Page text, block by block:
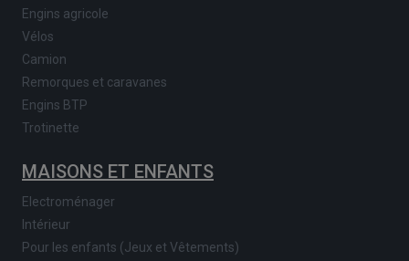
Engins agricole
Vélos
Camion
Remorques et caravanes
Engins BTP
Trotinette
MAISONS ET ENFANTS
Electroménager
Intérieur
Pour les enfants (Jeux et Vêtements)